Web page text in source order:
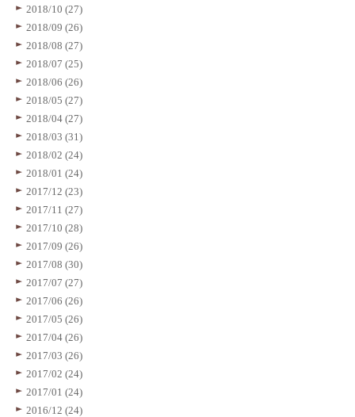
2018/10 (27)
2018/09 (26)
2018/08 (27)
2018/07 (25)
2018/06 (26)
2018/05 (27)
2018/04 (27)
2018/03 (31)
2018/02 (24)
2018/01 (24)
2017/12 (23)
2017/11 (27)
2017/10 (28)
2017/09 (26)
2017/08 (30)
2017/07 (27)
2017/06 (26)
2017/05 (26)
2017/04 (26)
2017/03 (26)
2017/02 (24)
2017/01 (24)
2016/12 (24)